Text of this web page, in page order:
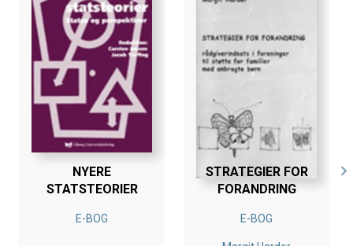
NYERE
STATSTEORIER
E-BOG
STRATEGIER FOR
FORANDRING
E-BOG